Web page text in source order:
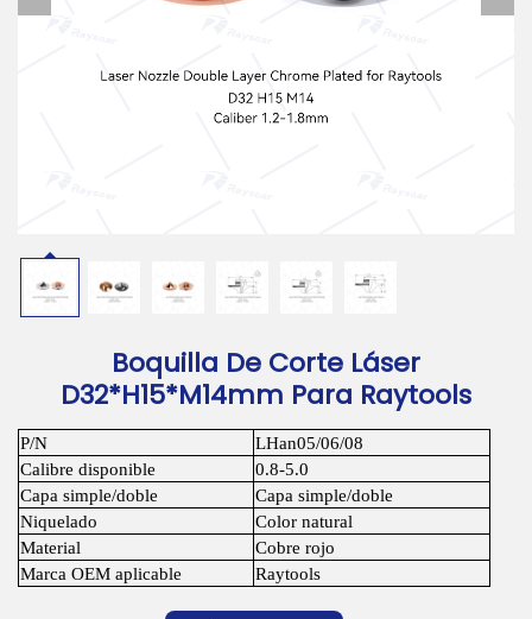
Boquilla De Corte Láser
D32*H15*M14mm Para Raytools
P/N
LHan05/06/08
Calibre disponible
0.8-5.0
Capa simple/doble
Capa simple/doble
Niquelado
Color natural
Material
Cobre rojo
Marca OEM aplicable
Raytools